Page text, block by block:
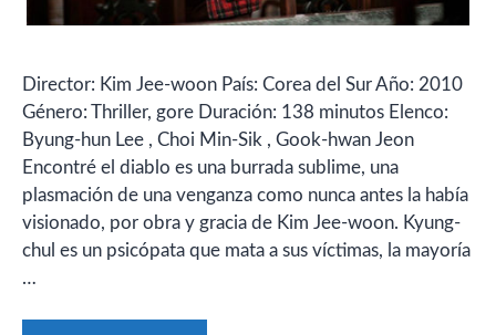
Director: Kim Jee-woon País: Corea del Sur Año: 2010
Género: Thriller, gore Duración: 138 minutos Elenco:
Byung-hun Lee , Choi Min-Sik , Gook-hwan Jeon
Encontré el diablo es una burrada sublime, una
plasmación de una venganza como nunca antes la había
visionado, por obra y gracia de Kim Jee-woon. Kyung-
chul es un psicópata que mata a sus víctimas, la mayoría
…